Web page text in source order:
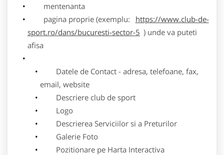
mentenanta
pagina proprie (exemplu:
https://www.club-de-
sport.ro/dans/bucuresti-sector-5 ) unde va puteti
afisa
Datele de Contact - adresa, telefoane, fax,
email, website
Descriere club de sport
Logo
Descrierea Serviciilor si a Preturilor
Galerie Foto
Pozitionare pe Harta Interactiva